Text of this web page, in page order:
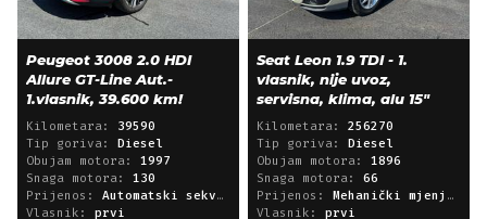
Peugeot 3008 2.0 HDI
Allure GT-Line Aut.-
1.vlasnik, 39.600 km!
Kilometara: 39590
Tip goriva: Diesel
Obujam motora: 1997
Snaga motora: 130
Prijenos: Automatski sekvencijski
Vlasnik: prvi
Seat Leon 1.9 TDI - 1.
vlasnik, nije uvoz,
servisna, klima, alu 15"
Kilometara: 256270
Tip goriva: Diesel
Obujam motora: 1896
Snaga motora: 66
Prijenos: Mehanički mjenjač
Vlasnik: prvi